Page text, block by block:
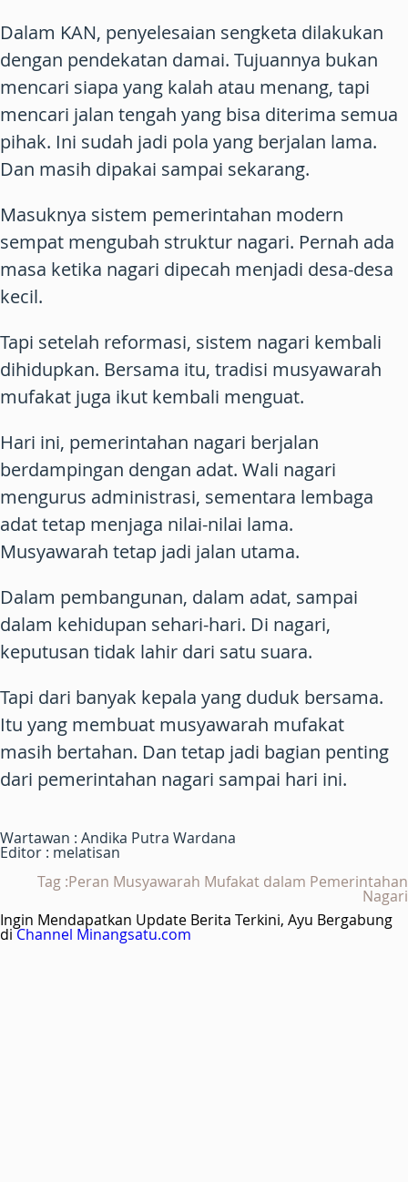
Dalam KAN, penyelesaian sengketa dilakukan
dengan pendekatan damai. Tujuannya bukan
mencari siapa yang kalah atau menang, tapi
mencari jalan tengah yang bisa diterima semua
pihak. Ini sudah jadi pola yang berjalan lama.
Dan masih dipakai sampai sekarang.
Masuknya sistem pemerintahan modern
sempat mengubah struktur nagari. Pernah ada
masa ketika nagari dipecah menjadi desa-desa
kecil.
Tapi setelah reformasi, sistem nagari kembali
dihidupkan. Bersama itu, tradisi musyawarah
mufakat juga ikut kembali menguat.
Hari ini, pemerintahan nagari berjalan
berdampingan dengan adat. Wali nagari
mengurus administrasi, sementara lembaga
adat tetap menjaga nilai-nilai lama.
Musyawarah tetap jadi jalan utama.
Dalam pembangunan, dalam adat, sampai
dalam kehidupan sehari-hari. Di nagari,
keputusan tidak lahir dari satu suara.
Tapi dari banyak kepala yang duduk bersama.
Itu yang membuat musyawarah mufakat
masih bertahan. Dan tetap jadi bagian penting
dari pemerintahan nagari sampai hari ini.
Wartawan : Andika Putra Wardana
Editor : melatisan
Tag :Peran Musyawarah Mufakat dalam Pemerintahan
Nagari
Ingin Mendapatkan Update Berita Terkini, Ayu Bergabung
diChannel Minangsatu.com